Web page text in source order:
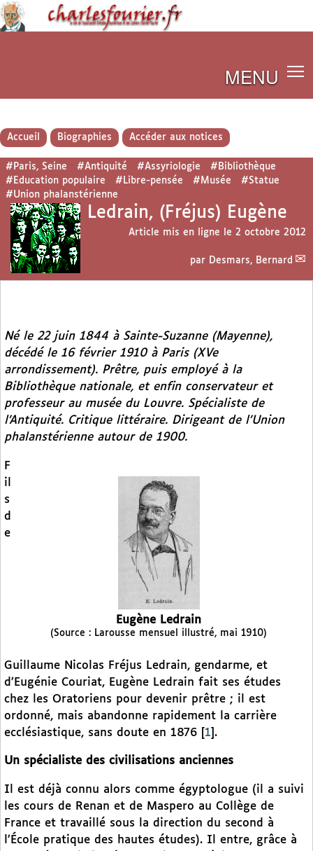
MENU
Accueil Biographies Accéder aux notices
#Paris, Seine #Antiquité #Assyriologie
#Bibliothèque
#Education populaire
#Libre-pensée #Musée
#Statue
#Union phalanstérienne
Ledrain, (Fréjus) Eugène
Article mis en ligne le 2 octobre 2012
par Desmars, Bernard
Né le 22 juin 1844 à Sainte-Suzanne (Mayenne),
décédé le 16 février 1910 à Paris (XVe
arrondissement). Prêtre, puis employé à la
Bibliothèque nationale, et enfin conservateur et
professeur au musée du Louvre. Spécialiste de
l’Antiquité. Critique littéraire. Dirigeant de l’Union
phalanstérienne autour de 1900.
Eugène Ledrain
(Source : Larousse mensuel illustré, mai 1910)
F
il
s
d
e
Guillaume Nicolas Fréjus Ledrain, gendarme, et
d’Eugénie Couriat, Eugène Ledrain fait ses études
chez les Oratoriens pour devenir prêtre ; il est
ordonné, mais abandonne rapidement la carrière
ecclésiastique, sans doute en 1876
1 .
Un spécialiste des civilisations anciennes
Il est déjà connu alors comme égyptologue (il a suivi
les cours de Renan et de Maspero au Collège de
France et travaillé sous la direction du second à
l’École pratique des hautes études). Il entre, grâce à